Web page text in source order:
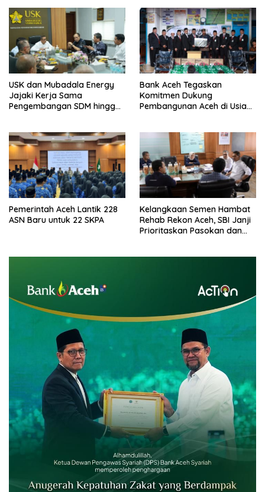
USK dan Mubadala Energy
Jajaki Kerja Sama
Pengembangan SDM hingga
Bank Aceh Tegaskan
Komitmen Dukung
Pembangunan Aceh di Usia
Pemerintah Aceh Lantik 228
ASN Baru untuk 22 SKPA
Kelangkaan Semen Hambat
Rehab Rekon Aceh, SBI Janji
Prioritaskan Pasokan dan